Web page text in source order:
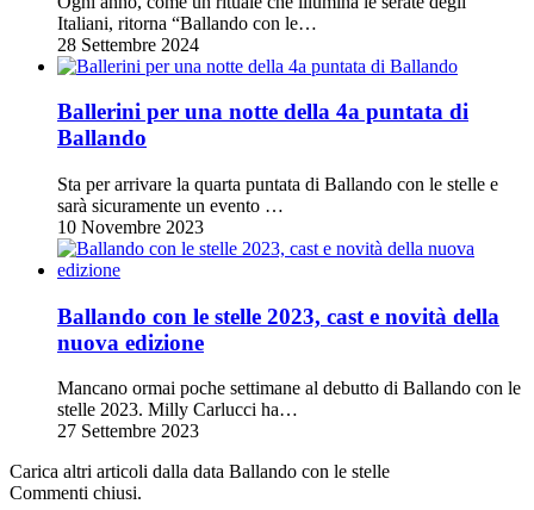
Italiani, ritorna “Ballando con le…
28 Settembre 2024
Ballerini per una notte della 4a puntata di
Ballando
Sta per arrivare la quarta puntata di Ballando con le stelle e
sarà sicuramente un evento …
10 Novembre 2023
Ballando con le stelle 2023, cast e novità della
nuova edizione
Mancano ormai poche settimane al debutto di Ballando con le
stelle 2023. Milly Carlucci ha…
27 Settembre 2023
Carica altri articoli dalla data Ballando con le stelle
Commenti chiusi.